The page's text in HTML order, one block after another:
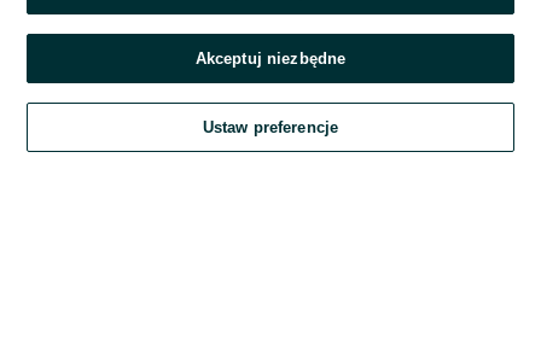
Zaloguj się
Kontynuując za pośrednictwem jednego z dostawców wskazanych powyżej,
OLX.pl w jego aktualnym brzmieniu.
Akceptuj niezbędne
Ustaw preferencje